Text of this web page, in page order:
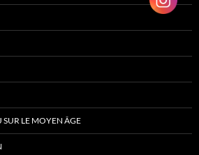
LE MOYEN ÂGE